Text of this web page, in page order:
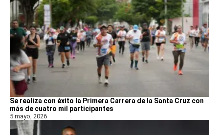
Se realiza con éxito la Primera Carrera de la Santa Cruz con
más de cuatro mil participantes
5 mayo, 2026